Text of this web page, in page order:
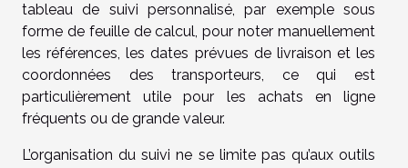
tableau de suivi personnalisé, par exemple sous
forme de feuille de calcul, pour noter manuellement
les références, les dates prévues de livraison et les
coordonnées des transporteurs, ce qui est
particulièrement utile pour les achats en ligne
fréquents ou de grande valeur.
L’organisation du suivi ne se limite pas qu’aux outils